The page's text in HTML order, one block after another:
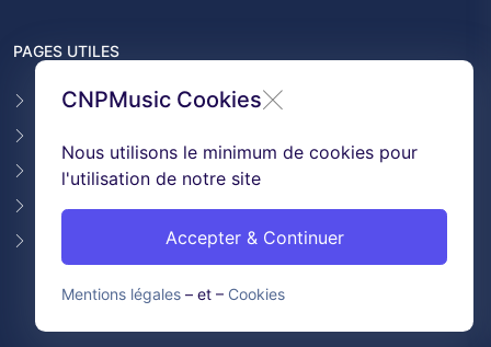
CNPMusic Cookies
Nous utilisons le minimum de cookies pour
l'utilisation de notre site
Accepter & Continuer
Mentions légales – et – Cookies
PAGES UTILES
Contact
Témoignages
Conditions générales de ventes
GDPR & Cookies